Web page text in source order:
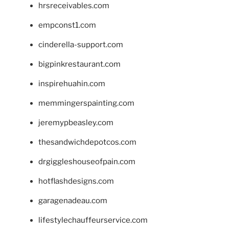
hrsreceivables.com
empconst1.com
cinderella-support.com
bigpinkrestaurant.com
inspirehuahin.com
memmingerspainting.com
jeremypbeasley.com
thesandwichdepotcos.com
drgiggleshouseofpain.com
hotflashdesigns.com
garagenadeau.com
lifestylechauffeurservice.com